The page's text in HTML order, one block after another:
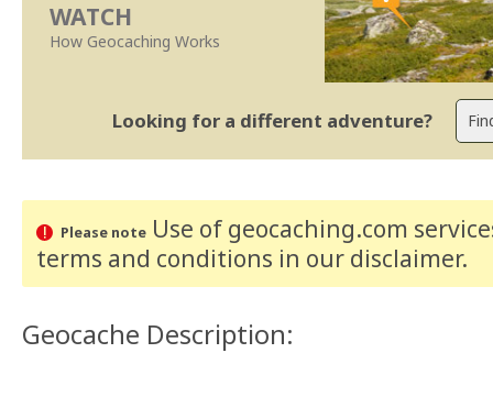
WATCH
How Geocaching Works
Looking for a different adventure?
Please noteUse of geocaching.com
terms and conditions in our disclaimer.
Geocache Description: